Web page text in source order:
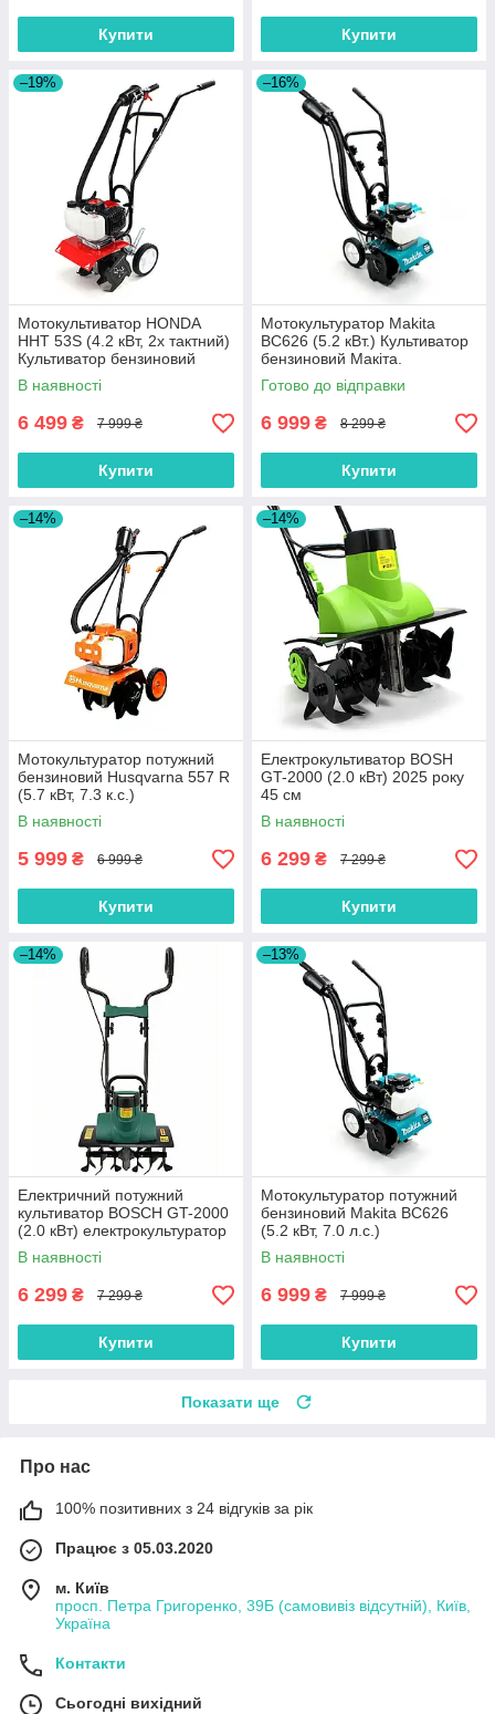
Купити Купити
–19%
Мотокультиватор HONDA
HHT 53S (4.2 кВт, 2х тактний)
Культиватор бензиновий
Хонда
В наявності
6 499 ₴ 7 999 ₴
Купити
–16%
Мотокультуратор Makita
BC626 (5.2 кВт.) Культиватор
бензиновий Макіта.
Готово до відправки
6 999 ₴ 8 299 ₴
Купити
–14%
Мотокультуратор потужний
бензиновий Husqvarna 557 R
(5.7 кВт, 7.3 к.с.)
В наявності
5 999 ₴ 6 999 ₴
Купити
–14%
Електрокультиватор BOSH
GT-2000 (2.0 кВт) 2025 року
45 см
В наявності
6 299 ₴ 7 299 ₴
Купити
–14%
Електричний потужний
культиватор BOSCH GT-2000
(2.0 кВт) електрокультуратор
45 см
В наявності
6 299 ₴ 7 299 ₴
Купити
–13%
Мотокультуратор потужний
бензиновий Makita BC626
(5.2 кВт, 7.0 л.с.)
мінікультуриватор для дачі
В наявності
6 999 ₴ 7 999 ₴
Купити
Показати ще
Про нас
100% позитивних з 24 відгуків за рік
Працює з 05.03.2020
м. Київ
просп. Петра Григоренко, 39Б (самовивіз відсутній), Київ,
Україна
Контакти
Сьогодні вихідний